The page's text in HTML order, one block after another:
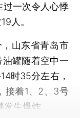
一次令人心悸
人。
山东省青岛市
罐随着空中一
时35分左右，
接着1、2、3号
生爆炸。